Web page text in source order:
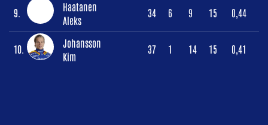
9.
Haatanen
Aleks
34 6 9 15 0,44
10.
Johansson
Kim
37 1 14 15 0,41